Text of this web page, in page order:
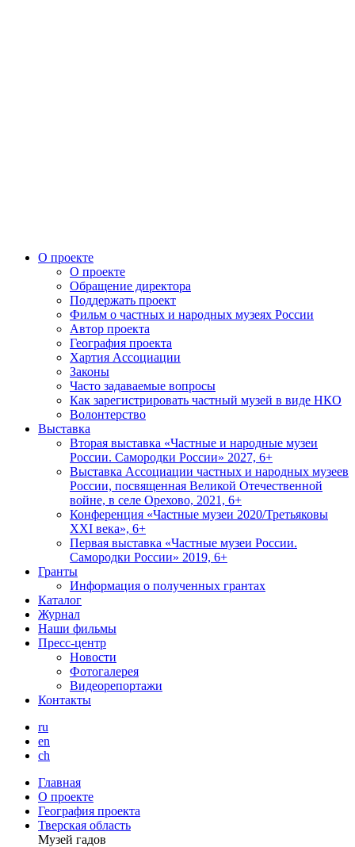
О проекте
О проекте
Обращение директора
Поддержать проект
Фильм о частных и народных музеях России
Автор проекта
География проекта
Хартия Ассоциации
Законы
Часто задаваемые вопросы
Как зарегистрировать частный музей в виде НКО
Волонтерство
Выставка
Вторая выставка «Частные и народные музеи
России. Самородки России» 2027, 6+
Выставка Ассоциации частных и народных музеев
России, посвященная Великой Отечественной
войне, в селе Орехово, 2021, 6+
Конференция «Частные музеи 2020/Третьяковы
XXI века», 6+
Первая выставка «Частные музеи России.
Самородки России» 2019, 6+
Гранты
Информация о полученных грантах
Каталог
Журнал
Наши фильмы
Пресс-центр
Новости
Фотогалерея
Видеорепортажи
Контакты
ru
en
ch
Главная
О проекте
География проекта
Тверская область
Музей гадов